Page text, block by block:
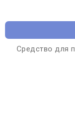
Средство для